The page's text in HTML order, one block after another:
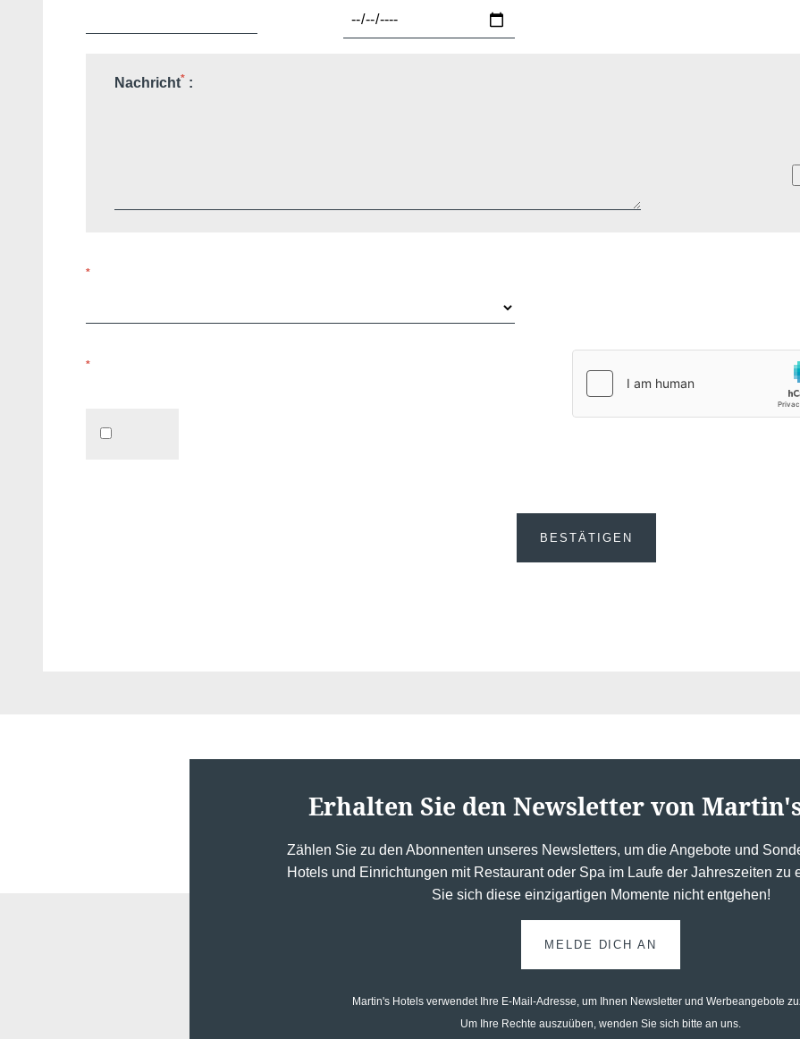
Nachricht* :
*
*
BESTÄTIGEN
Erhalten Sie den Newsletter von
Zählen Sie zu den Abonnenten unseres Newsletters, um die Angebote und
Hotels und Einrichtungen mit Restaurant oder Spa im Laufe der Jahreszeiten zu
Sie sich diese einzigartigen Momente nicht entgehen!
MELDE DICH AN
Martin's Hotels verwendet Ihre E-Mail-Adresse, um Ihnen Newsletter und Werbeangebote
Um Ihre Rechte auszuüben, wenden Sie sich bitte an uns.